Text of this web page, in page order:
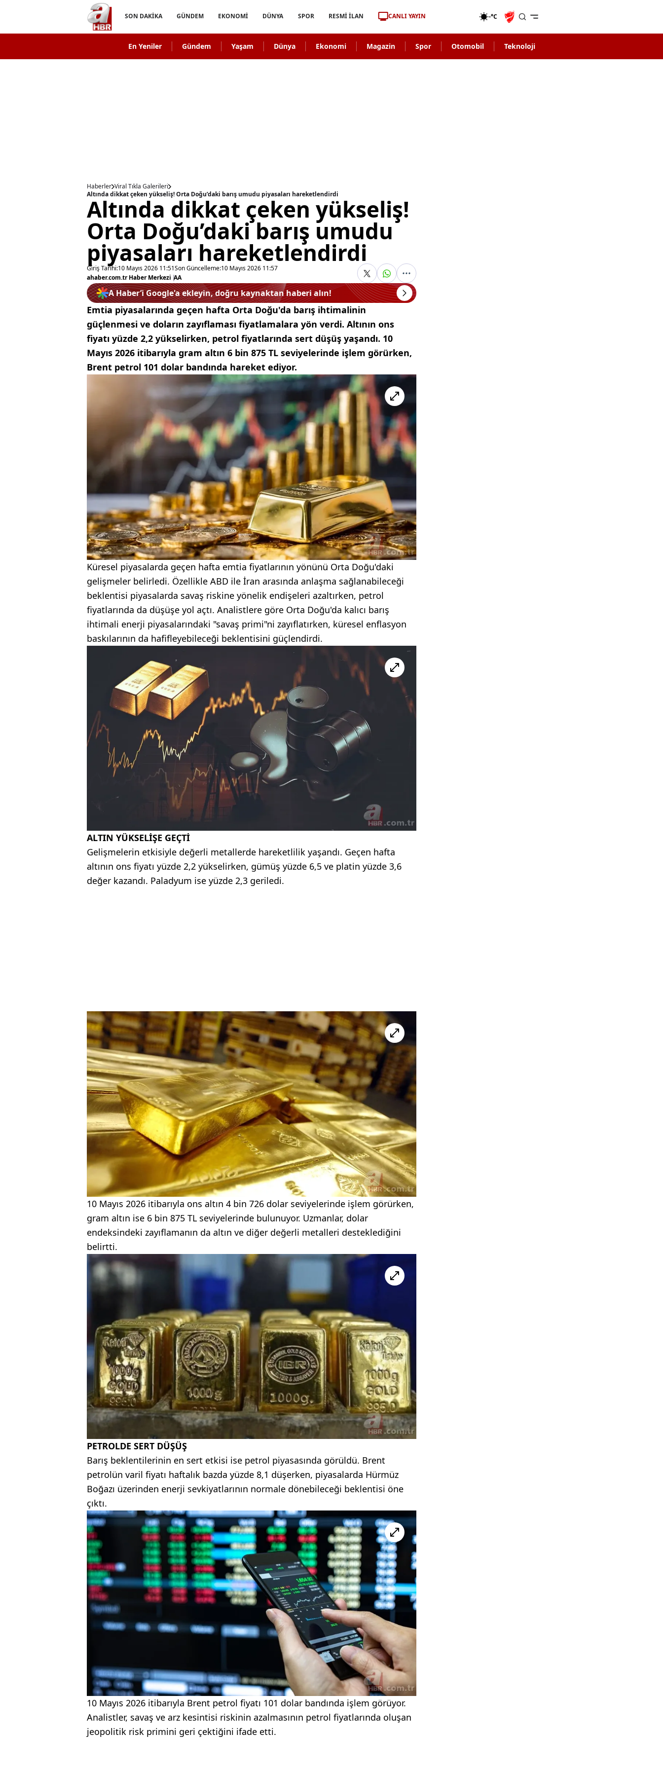
SON DAKİKA GÜNDEM EKONOMİ DÜNYA SPOR RESMİ İLAN CANLI YAYIN -°C
En Yeniler Gündem Yaşam Dünya Ekonomi Magazin Spor Otomobil Teknoloji
Haberler Viral Tıkla Galerileri
Altında dikkat çeken yükseliş! Orta Doğu’daki barış umudu piyasaları hareketlendirdi
Altında dikkat çeken yükseliş!
Orta Doğu’daki barış umudu
piyasaları hareketlendirdi
Giriş Tarihi:10 Mayıs 2026 11:51Son Güncelleme:10 Mayıs 2026 11:57
ahaber.com.tr Haber Merkezi |AA
A Haber’i Google'a ekleyin, doğru kaynaktan haberi alın!
Emtia piyasalarında geçen hafta Orta Doğu'da barış ihtimalinin
güçlenmesi ve doların zayıflaması fiyatlamalara yön verdi. Altının ons
fiyatı yüzde 2,2 yükselirken, petrol fiyatlarında sert düşüş yaşandı. 10
Mayıs 2026 itibarıyla gram altın 6 bin 875 TL seviyelerinde işlem görürken,
Brent petrol 101 dolar bandında hareket ediyor.
Küresel piyasalarda geçen hafta emtia fiyatlarının yönünü Orta Doğu'daki
gelişmeler belirledi. Özellikle ABD ile İran arasında anlaşma sağlanabileceği
beklentisi piyasalarda savaş riskine yönelik endişeleri azaltırken, petrol
fiyatlarında da düşüşe yol açtı. Analistlere göre Orta Doğu'da kalıcı barış
ihtimali enerji piyasalarındaki "savaş primi"ni zayıflatırken, küresel enflasyon
baskılarının da hafifleyebileceği beklentisini güçlendirdi.
ALTIN YÜKSELİŞE GEÇTİ
Gelişmelerin etkisiyle değerli metallerde hareketlilik yaşandı. Geçen hafta
altının ons fiyatı yüzde 2,2 yükselirken, gümüş yüzde 6,5 ve platin yüzde 3,6
değer kazandı. Paladyum ise yüzde 2,3 geriledi.
10 Mayıs 2026 itibarıyla ons altın 4 bin 726 dolar seviyelerinde işlem görürken,
gram altın ise 6 bin 875 TL seviyelerinde bulunuyor. Uzmanlar, dolar
endeksindeki zayıflamanın da altın ve diğer değerli metalleri desteklediğini
belirtti.
PETROLDE SERT DÜŞÜŞ
Barış beklentilerinin en sert etkisi ise petrol piyasasında görüldü. Brent
petrolün varil fiyatı haftalık bazda yüzde 8,1 düşerken, piyasalarda Hürmüz
Boğazı üzerinden enerji sevkiyatlarının normale dönebileceği beklentisi öne
çıktı.
10 Mayıs 2026 itibarıyla Brent petrol fiyatı 101 dolar bandında işlem görüyor.
Analistler, savaş ve arz kesintisi riskinin azalmasının petrol fiyatlarında oluşan
jeopolitik risk primini geri çektiğini ifade etti.